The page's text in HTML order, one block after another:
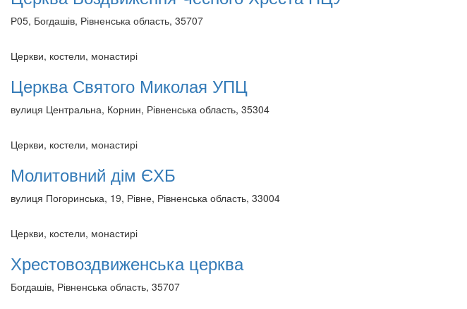
Р05, Богдашів, Рівненська область, 35707
Церкви, костели, монастирі
Церква Святого Миколая УПЦ
вулиця Центральна, Корнин, Рівненська область, 35304
Церкви, костели, монастирі
Молитовний дім ЄХБ
вулиця Погоринська, 19, Рівне, Рівненська область, 33004
Церкви, костели, монастирі
Хрестовоздвиженська церква
Богдашів, Рівненська область, 35707